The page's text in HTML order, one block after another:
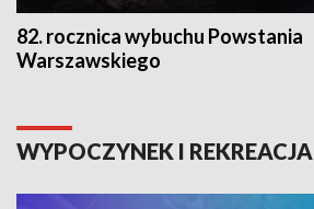
82. rocznica wybuchu Powstania
Warszawskiego
WYPOCZYNEK I REKREACJA